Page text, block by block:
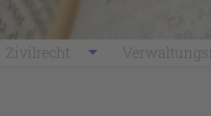
Zivilrecht